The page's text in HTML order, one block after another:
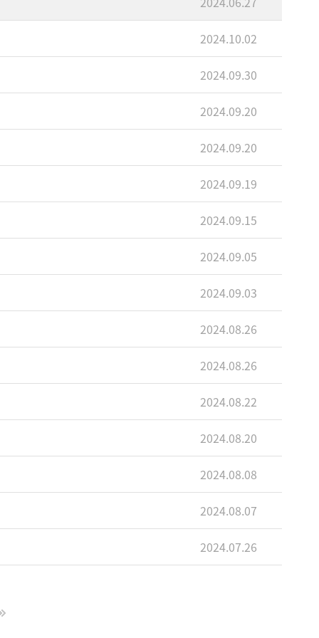
2024.10.02
2024.09.30
2024.09.20
2024.09.20
2024.09.19
2024.09.15
2024.09.05
2024.09.03
2024.08.26
2024.08.26
2024.08.22
2024.08.20
2024.08.08
2024.08.07
2024.07.26